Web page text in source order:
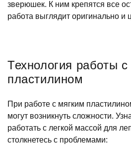
зверюшек. К ним крепятся все
работа выглядит оригинально и
Технология работы
пластилином
При работе с мягким
могут возникнуть сложности.
работать с легкой массой для
столкнетесь с проблемами: